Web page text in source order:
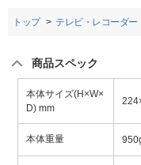
トップ テレビ・レコーダー
商品スペック
本体サイズ(H×W×
D) mm
本体重量